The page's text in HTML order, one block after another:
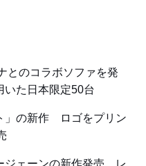
とのコラボソファを発
いた日本限定50台
」の新作 ロゴをプリン
ジェーンの新作発売 レ